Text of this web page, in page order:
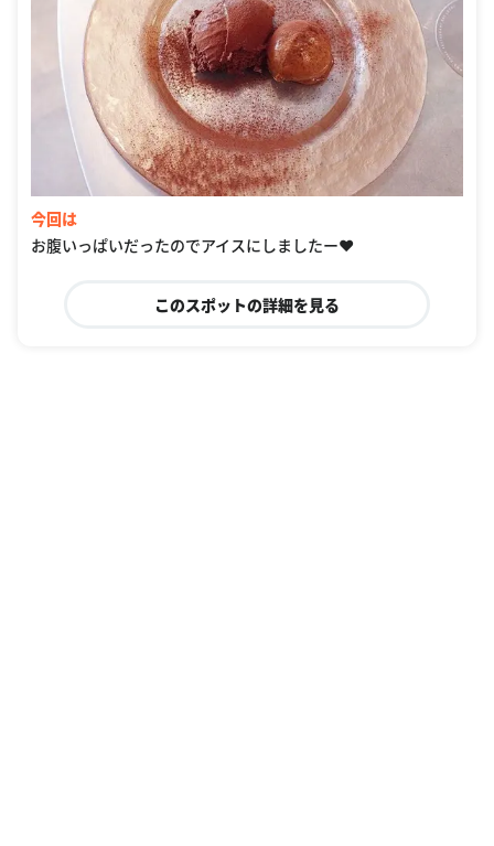
今回は
お腹いっぱいだったのでアイスにしましたー❤️
このスポットの詳細を見る